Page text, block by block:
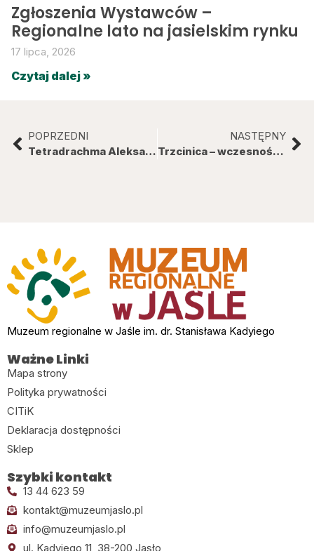
Zgłoszenia Wystawców –
Regionalne lato na jasielskim rynku
17 lipca, 2026
Czytaj dalej »
POPRZEDNI
Tetradrachma Aleksandra Wielkiego
NASTĘPNY
Trzcinica – wczesnośredniowieczny gród obronny
Muzeum regionalne w Jaśle im. dr. Stanisława Kadyiego
Ważne Linki
Mapa strony
Polityka prywatności
CITiK
Deklaracja dostępności
Sklep
Szybki kontakt
13 44 623 59
kontakt@muzeumjaslo.pl
info@muzeumjaslo.pl
ul. Kadyiego 11, 38-200 Jasło